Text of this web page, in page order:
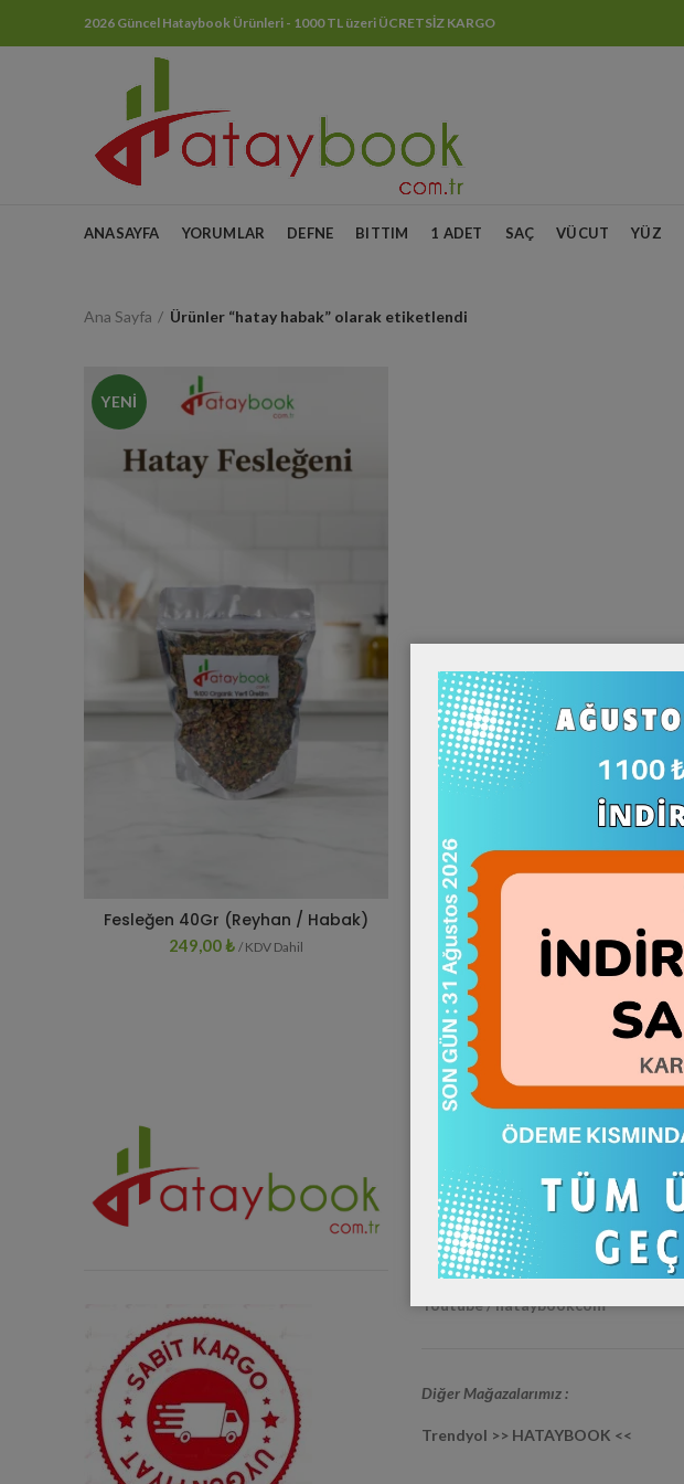
2026 Güncel Hataybook Ürünleri - 1000 TL üzeri ÜCRETSİZ KARGO
ANASAYFA YORUMLAR DEFNE BITTIM 1 ADET SAÇ VÜCUT YÜZ
Ana Sayfa Ürünler “hatay habak” olarak etiketlendi
YENI
SEPETE EKLE
Fesleğen 40Gr (Reyhan / Habak)
249,00₺ / KDV Dahil
Sosyal Medya Hesaplarımız:
Instagram / hataybookcom
Twitter / hataybookcom
Facebook / hataybookcom
Youtube / hataybookcom
Diğer Mağazalarımız :
Trendyol >> HATAYBOOK <<